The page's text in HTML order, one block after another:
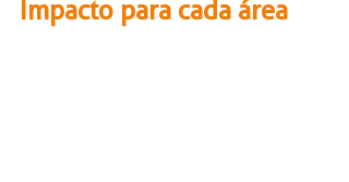
Impacto para cada área